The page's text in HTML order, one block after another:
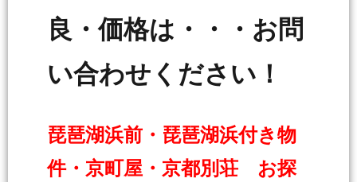
良・価格は・・・お問
い合わせください！
琵琶湖浜前・琵琶湖浜付き物
件・京町屋・京都別荘 お探